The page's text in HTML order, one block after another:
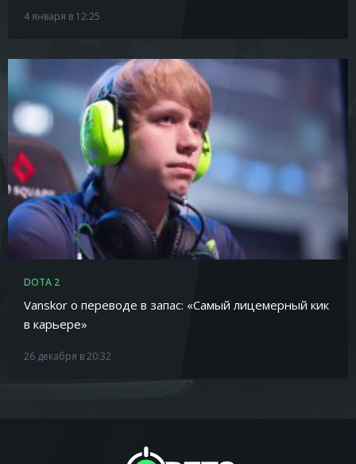
4 января в 12:25
DOTA 2
Vanskor о переводе в запас: «Самый лицемерный кик
в карьере»
26 декабря в 20:32